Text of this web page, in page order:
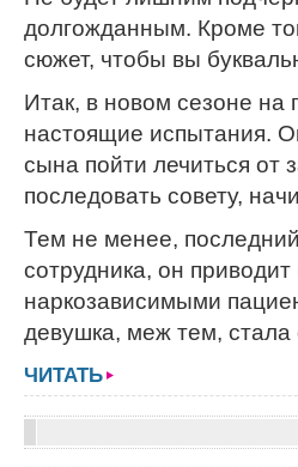
долгожданным. Кроме
сюжет, чтобы вы
Итак, в новом сезоне на
настоящие испытания.
сына пойти лечиться от
последовать совету,
Тем не менее,
сотрудника, он
наркозависимыми
девушка, меж тем, стала
ЧИТАТЬ